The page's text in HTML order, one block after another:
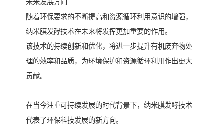
未来发展方向
随着环保要求的不断提高和资源循环利用意识的增强，
纳米膜发酵技术在未来将发挥更加重要的作用。
该技术的持续创新和优化，将进一步提升有机废弃物处
理的效率和品质，为环境保护和资源循环利用作出更大
贡献。
在当今注重可持续发展的时代背景下，纳米膜发酵技术
代表了环保科技发展的新方向。